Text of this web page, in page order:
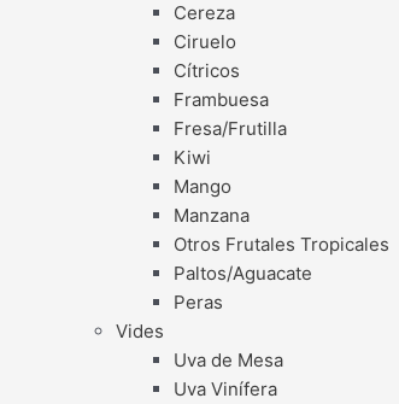
Cereza
Ciruelo
Cítricos
Frambuesa
Fresa/Frutilla
Kiwi
Mango
Manzana
Otros Frutales Tropicales
Paltos/Aguacate
Peras
Vides
Uva de Mesa
Uva Vinífera